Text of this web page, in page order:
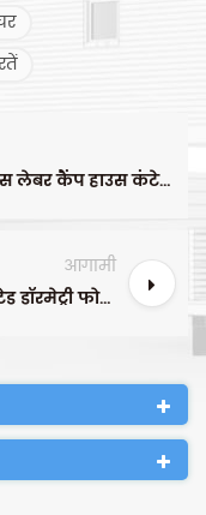
डाइनिंग हॉल फोल्डिंग कंटेनर हाउस लेबर कैंप हाउस कंटेनर हाउस निर्माता
आगामी
डबल ओपन डोर लेबर कैंप हाउस प्रीफैब्रिकेटेड डॉरमेट्री फोल्डिंग कंटेनर हाउस